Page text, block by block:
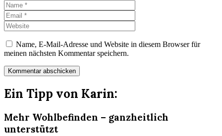
Name, E-Mail-Adresse und Website in diesem Browser für
meinen nächsten Kommentar speichern.
Ein Tipp von Karin:
Mehr Wohlbefinden – ganzheitlich
unterstützt